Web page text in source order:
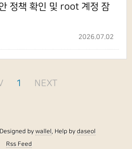
정책 확인 및 root 계정 잠
2026.07.02
1 NEXT
bywallel, Help bydaseol
Rss Feed